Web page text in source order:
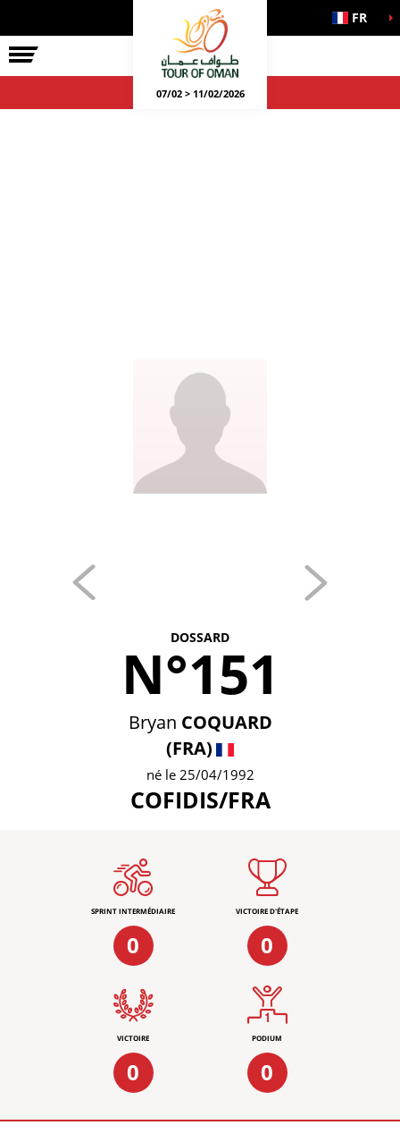
FR
07/02 > 11/02/2026
DOSSARD
N°151
Bryan COQUARD
(FRA)
né le 25/04/1992
COFIDIS/FRA
SPRINT INTERMÉDIAIRE
0
VICTOIRE D'ÉTAPE
0
VICTOIRE
0
PODIUM
0